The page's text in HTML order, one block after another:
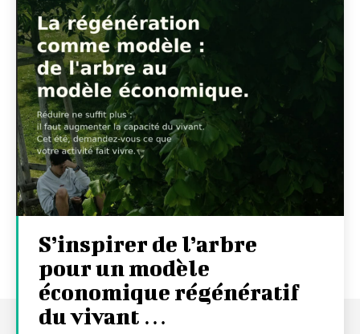
S’inspirer de l’arbre
pour un modèle
économique régénératif
du vivant …